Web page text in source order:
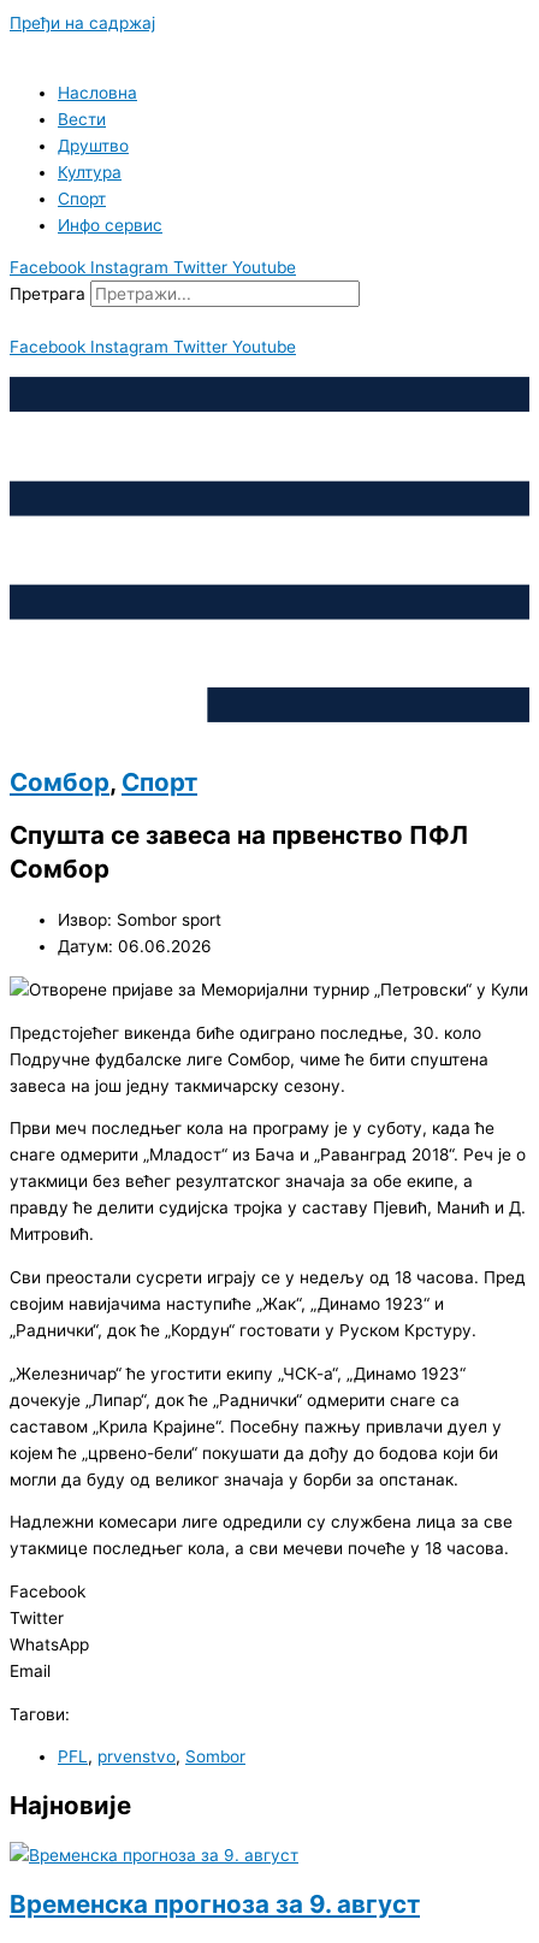
Пређи на садржај
Насловна
Вести
Друштво
Култура
Спорт
Инфо сервис
Facebook Instagram Twitter Youtube
Претрага
Facebook Instagram Twitter Youtube
Сомбор, Спорт
Спушта се завеса на првенство ПФЛ
Сомбор
Извор: Sombor sport
Датум: 06.06.2026
Предстојећег викенда биће одиграно последње, 30. коло
Подручне фудбалске лиге Сомбор, чиме ће бити спуштена
завеса на још једну такмичарску сезону.
Први меч последњег кола на програму је у суботу, када ће
снаге одмерити „Младост“ из Бача и „Раванград 2018“. Реч је о
утакмици без већег резултатског значаја за обе екипе, а
правду ће делити судијска тројка у саставу Пјевић, Манић и Д.
Митровић.
Сви преостали сусрети играју се у недељу од 18 часова. Пред
својим навијачима наступиће „Жак“, „Динамо 1923“ и
„Раднички“, док ће „Кордун“ гостовати у Руском Крстуру.
„Железничар“ ће угостити екипу „ЧСК-а“, „Динамо 1923“
дочекује „Липар“, док ће „Раднички“ одмерити снаге са
саставом „Крила Крајине“. Посебну пажњу привлачи дуел у
којем ће „црвено-бели“ покушати да дођу до бодова који би
могли да буду од великог значаја у борби за опстанак.
Надлежни комесари лиге одредили су службена лица за све
утакмице последњег кола, а сви мечеви почеће у 18 часова.
Facebook
Twitter
WhatsApp
Email
Тагови:
PFL, prvenstvo, Sombor
Најновије
Временска прогноза за 9. август